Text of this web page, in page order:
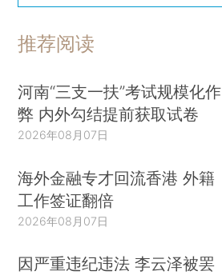
推荐阅读
河南“三支一扶”考试规模化作
弊 内外勾结提前获取试卷
2026年08月07日
海外金融专才回流香港 外籍
工作签证翻倍
2026年08月07日
因严重违纪违法 李云泽被罢